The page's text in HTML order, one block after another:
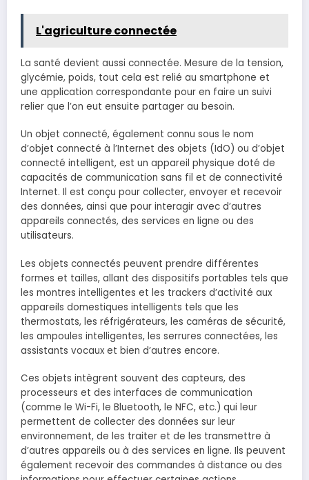
L'agriculture connectée
La santé devient aussi connectée. Mesure de la tension,
glycémie, poids, tout cela est relié au smartphone et
une application correspondante pour en faire un suivi
relier que l’on eut ensuite partager au besoin.
Un objet connecté, également connu sous le nom
d’objet connecté à l’Internet des objets (IdO) ou d’objet
connecté intelligent, est un appareil physique doté de
capacités de communication sans fil et de connectivité
Internet. Il est conçu pour collecter, envoyer et recevoir
des données, ainsi que pour interagir avec d’autres
appareils connectés, des services en ligne ou des
utilisateurs.
Les objets connectés peuvent prendre différentes
formes et tailles, allant des dispositifs portables tels que
les montres intelligentes et les trackers d’activité aux
appareils domestiques intelligents tels que les
thermostats, les réfrigérateurs, les caméras de sécurité,
les ampoules intelligentes, les serrures connectées, les
assistants vocaux et bien d’autres encore.
Ces objets intègrent souvent des capteurs, des
processeurs et des interfaces de communication
(comme le Wi-Fi, le Bluetooth, le NFC, etc.) qui leur
permettent de collecter des données sur leur
environnement, de les traiter et de les transmettre à
d’autres appareils ou à des services en ligne. Ils peuvent
également recevoir des commandes à distance ou des